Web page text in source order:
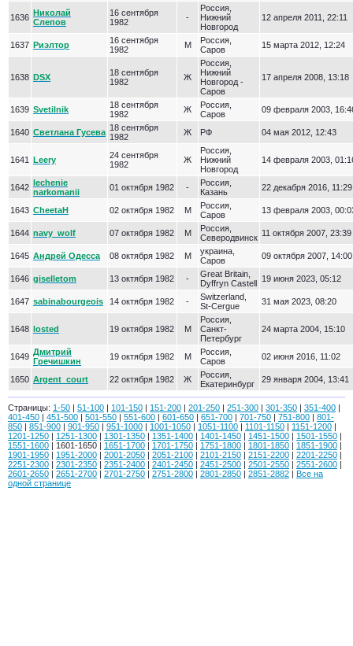
1636 Николай
Слепов
16 сентября
1982
-
Россия,
Нижний
Новгород
12 апреля 2011, 22:11
1637 Риэлтор
16 сентября
1982
М
Россия,
Саров
15 марта 2012, 12:24
1638 DSX
18 сентября
1982
Ж
Россия,
Нижний
Новгород -
Саров
17 апреля 2008, 13:18
1639 Svetilnik
18 сентября
1982
Ж
Россия,
Саров
09 февраля 2003,
1640 Светлана Гусева 18 сентября
1982
Ж РФ 04 мая 2012, 12:43
1641 Leery
24 сентября
1982
Ж
Россия,
Нижний
Новгород
14 февраля 2003,
1642 lechenie
narkomanii
01 октября 1982 -
Россия,
Казань
22 декабря 2016, 11:29
1643 CheetaH 02 октября 1982 М
Россия,
Саров
13 февраля 2003,
1644 navy_wolf 07 октября 1982 М
Россия,
Северодвинск 11 октября 2007, 23:39
1645 Андрей Одесса 08 октября 1982 М
украина,
Саров
09 октября 2007, 14:00
1646 giselletom 13 октября 1982 -
Great Britain,
Dyffryn Castell 19 июня 2023, 05:12
1647 sabinabourgeois 14 октября 1982 -
Switzerland,
St-Cergue
31 мая 2023, 08:20
1648 losted 19 октября 1982 М
Россия,
Санкт-
Петербург
24 марта 2004, 15:10
1649 Дмитрий
Гречишкин
19 октября 1982 М
Россия,
Саров
02 июня 2016, 11:02
1650 Argent_court 22 октября 1982 Ж
Россия,
Екатеринбург
29 января 2004, 13:41
Страницы: 1-50 | 51-100 | 101-150 | 151-200 | 201-250 | 251-300 | 301-350 | 351-400 |
401-450 | 451-500 | 501-550 | 551-600 | 601-650 | 651-700 | 701-750 | 751-800 | 801-
850 | 851-900 | 901-950 | 951-1000 | 1001-1050 | 1051-1100 | 1101-1150 | 1151-1200 |
1201-1250 | 1251-1300 | 1301-1350 | 1351-1400 | 1401-1450 | 1451-1500 | 1501-1550 |
1551-1600 | 1601-1650 | 1651-1700 | 1701-1750 | 1751-1800 | 1801-1850 | 1851-1900 |
1901-1950 | 1951-2000 | 2001-2050 | 2051-2100 | 2101-2150 | 2151-2200 | 2201-2250 |
2251-2300 | 2301-2350 | 2351-2400 | 2401-2450 | 2451-2500 | 2501-2550 | 2551-2600 |
2601-2650 | 2651-2700 | 2701-2750 | 2751-2800 | 2801-2850 | 2851-2882 | Все на
одной странице